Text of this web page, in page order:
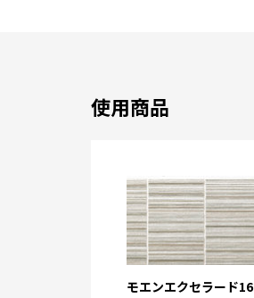
使用商品
モエンエクセラード16